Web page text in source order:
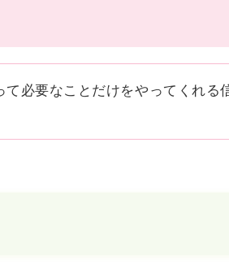
必要なことだけをやってくれる